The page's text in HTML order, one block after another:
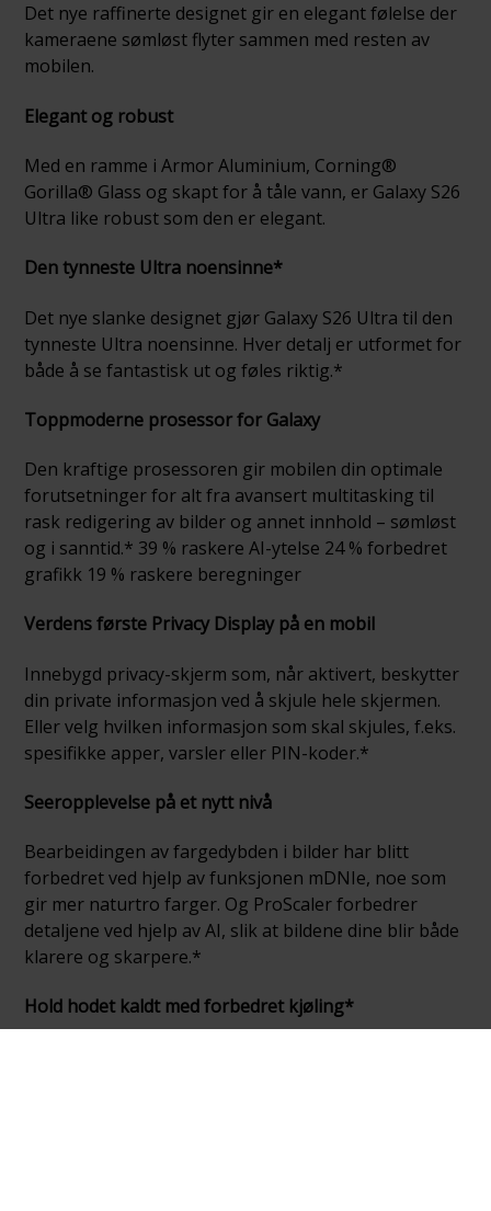
Det nye raffinerte designet gir en elegant følelse der
kameraene sømløst flyter sammen med resten av
mobilen.
Elegant og robust
Med en ramme i Armor Aluminium, Corning®
Gorilla® Glass og skapt for å tåle vann, er Galaxy S26
Ultra like robust som den er elegant.
Den tynneste Ultra noensinne*
Det nye slanke designet gjør Galaxy S26 Ultra til den
tynneste Ultra noensinne. Hver detalj er utformet for
både å se fantastisk ut og føles riktig.*
Toppmoderne prosessor for Galaxy
Den kraftige prosessoren gir mobilen din optimale
forutsetninger for alt fra avansert multitasking til
rask redigering av bilder og annet innhold – sømløst
og i sanntid.* 39 % raskere AI-ytelse 24 % forbedret
grafikk 19 % raskere beregninger
Verdens første Privacy Display på en mobil
Innebygd privacy-skjerm som, når aktivert, beskytter
din private informasjon ved å skjule hele skjermen.
Eller velg hvilken informasjon som skal skjules, f.eks.
spesifikke apper, varsler eller PIN-koder.*
Seeropplevelse på et nytt nivå
Bearbeidingen av fargedybden i bilder har blitt
forbedret ved hjelp av funksjonen mDNIe, noe som
gir mer naturtro farger. Og ProScaler forbedrer
detaljene ved hjelp av AI, slik at bildene dine blir både
klarere og skarpere.*
Hold hodet kaldt med forbedret kjøling*